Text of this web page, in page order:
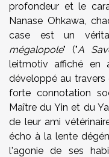
profondeur et le
Nanase Ohkawa,
case est un
mégalopole" ("A
leitmotiv affiché en
développé au
forte connotation
Maître du Yin et du
de leur ami
écho à la lente
l'agonie de ses